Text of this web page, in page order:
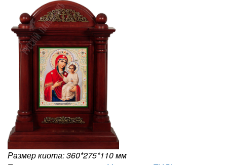
Размер киота: 360*275*110 мм